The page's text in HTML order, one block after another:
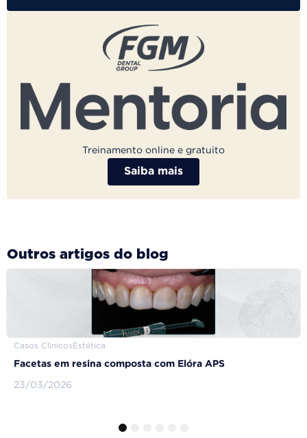
Treinamento online e gratuito
Saiba mais
Outros artigos do blog
Casos Clínicos Estética
Facetas em resina composta com Elóra APS
23/03/2026
4